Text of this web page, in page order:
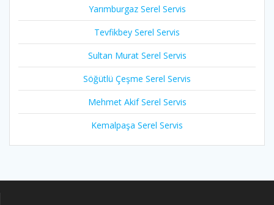
Yarımburgaz Serel Servis
Tevfikbey Serel Servis
Sultan Murat Serel Servis
Söğütlü Çeşme Serel Servis
Mehmet Akif Serel Servis
Kemalpaşa Serel Servis